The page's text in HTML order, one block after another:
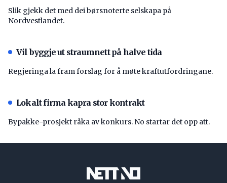
Slik gjekk det med dei børsnoterte selskapa på
Nordvestlandet.
Vil byggje ut straumnett på halve tida
Regjeringa la fram forslag for å møte kraftutfordringane.
Lokalt firma kapra stor kontrakt
Bypakke-prosjekt råka av konkurs. No startar det opp att.